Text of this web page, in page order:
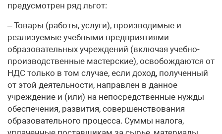
предусмотрен ряд льгот:
– Товары (работы, услуги), производимые и
реализуемые учебными предприятиями
образовательных учреждений (включая учебно-
производственные мастерские), освобождаются от
НДС только в том случае, если доход, полученный
от этой деятельности, направлен в данное
учреждение и (или) на непосредственные нужды
обеспечения, развития, совершенствования
образовательного процесса. Суммы налога,